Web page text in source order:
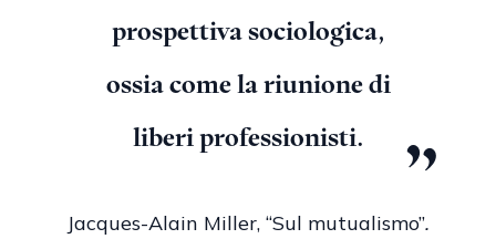
prospettiva sociologica,
ossia come la riunione di
liberi professionisti.
Jacques-Alain Miller, “Sul mutualismo”.